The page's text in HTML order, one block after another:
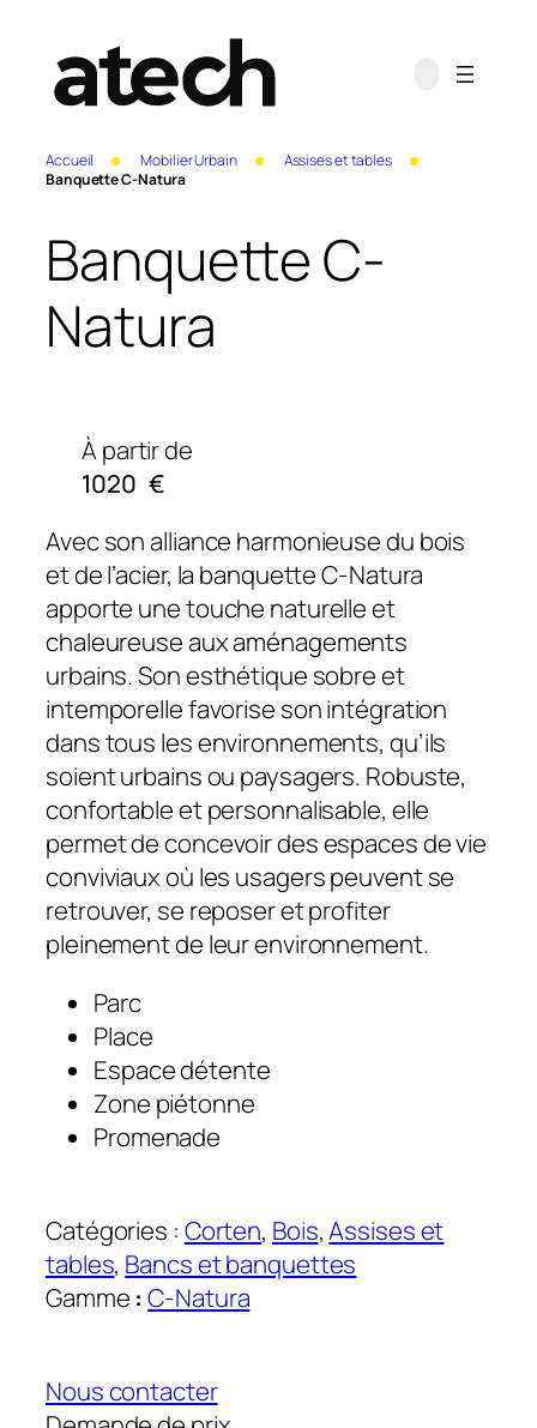
Accueil Mobilier Urbain
Assises et tables
Banquette C-Natura
Banquette C-
Natura
À partir de
1020 €
Avec son alliance harmonieuse du bois
et de l’acier, la banquette C-Natura
apporte une touche naturelle et
chaleureuse aux aménagements
urbains. Son esthétique sobre et
intemporelle favorise son intégration
dans tous les environnements, qu’ils
soient urbains ou paysagers. Robuste,
confortable et personnalisable, elle
permet de concevoir des espaces de vie
conviviaux où les usagers peuvent se
retrouver, se reposer et profiter
pleinement de leur environnement.
Parc
Place
Espace détente
Zone piétonne
Promenade
Catégories : Corten, Bois, Assises et
tables, Bancs et banquettes
Gamme : C-Natura
Nous contacter